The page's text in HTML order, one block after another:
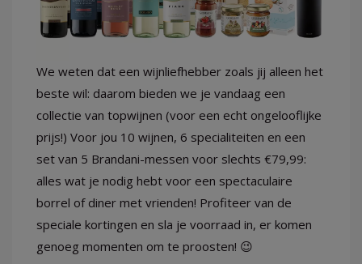
LOG
IN
We weten dat een wijnliefhebber zoals jij alleen het
beste wil: daarom bieden we je vandaag een
collectie van topwijnen (voor een echt ongelooflijke
prijs!) Voor jou 10 wijnen, 6 specialiteiten en een
set van 5 Brandani-messen voor slechts €79,99:
alles wat je nodig hebt voor een spectaculaire
borrel of diner met vrienden! Profiteer van de
speciale kortingen en sla je voorraad in, er komen
genoeg momenten om te proosten! 😉